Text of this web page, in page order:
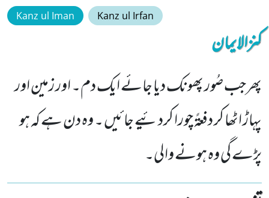
Kanz ul Iman Kanz ul Irfan
کنزالایمان
پھرجب صُور پھونک دیا جائے ایک دم۔ اور زمین اور
پہاڑ اٹھا کر دفعۃً چورا کردئیے جائیں ۔ وہ دن ہے کہ ہو
پڑے گی وہ ہونے والی۔